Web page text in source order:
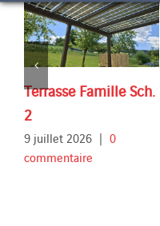
Terrasse Famille Sch.
2
9 juillet 2026 | 0
commentaire